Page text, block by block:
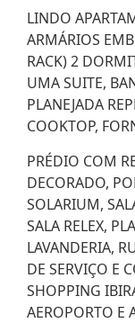
LINDO
ARMÁRIOS
RACK) 2
UMA SUITE,
PLANEJADA
COOKTOP,
PRÉDIO COM
DECORADO,
SOLARIUM,
SALA RELEX,
LAVANDERIA,
DE SERVIÇO E
SHOPPING
AEROPORTO E